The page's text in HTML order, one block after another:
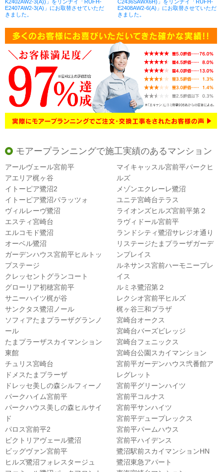
K2402AW2-3(A))」をリンナイ「RUFH-
E2407AW2-3(A)」にお取替させていただ
きました。
C2436SAWX6H)」をリンナイ「RUFH-
E2408AW2-6(A)」にお取替させていただ
きました。
モアープランニングで施工実績のあるマンション
アールヴェール宮前平
アエリア梶ヶ谷
イトーピア鷺沼2
イトーピア鷺沼パラッツォ
ヴィルレーヴ鷺沼
エスティ宮崎台
エルコモド鷺沼
オーベル鷺沼
ガーデンハウス宮前平ヒルトッ
プステージ
クレッセントグランコート
グローリア初穂宮前平
サニーハイツ梶が谷
サンクタス鷺沼ノール
ソフィアたまプラーザグランノ
ール
たまプラーザスカイマンション
東館
チュリス宮崎台
ドメスたまプラーザ
ドレッセ美しの森シルフィーノ
パークハイム宮前平
パークハウス美しの森ヒルサイ
ド
パロス宮前平2
ビクトリアヴェール鷺沼
ビッグヴァン宮前平
ヒルズ鷺沼フォレスタージュ
マイキャッスル宮前平パークヒ
ルズ
メゾンエクレーレ鷺沼
ユニテ宮崎台テラス
ライオンズヒルズ宮前平第２
ラヴィドール宮前平
ランドシティ鷺沼サレジオ通り
リステージたまプラーザガーデ
ンプレイス
ルネサンス宮前ハーモニープレ
イス
ルミネ鷺沼第２
レクシオ宮前平ヒルズ
梶ヶ谷三和プラザ
宮崎台オークス
宮崎台バーズビレッジ
宮崎台フェニックス
宮崎台公園スカイマンション
宮前平ガーデンハウス弐番館ア
レグレット
宮前平グリーンハイツ
宮前平コルナス
宮前平サンハイツ
宮前平デュープレックス
宮前平パームハウス
宮前平ハイデンス
鷺沼駅前スカイマンションHN
鷺沼東急アパート